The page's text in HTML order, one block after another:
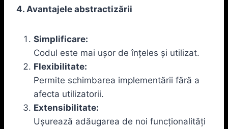
4. Avantajele abstractizării
Simplificare:
Codul este mai ușor de înțeles și utilizat.
Flexibilitate:
Permite schimbarea implementării fără a
afecta utilizatorii.
Extensibilitate:
Ușurează adăugarea de noi funcționalități